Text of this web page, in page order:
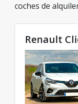
coches de
de la categoría
excelentes
Renault